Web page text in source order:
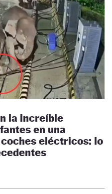
la increíble
en una
eléctricos: lo